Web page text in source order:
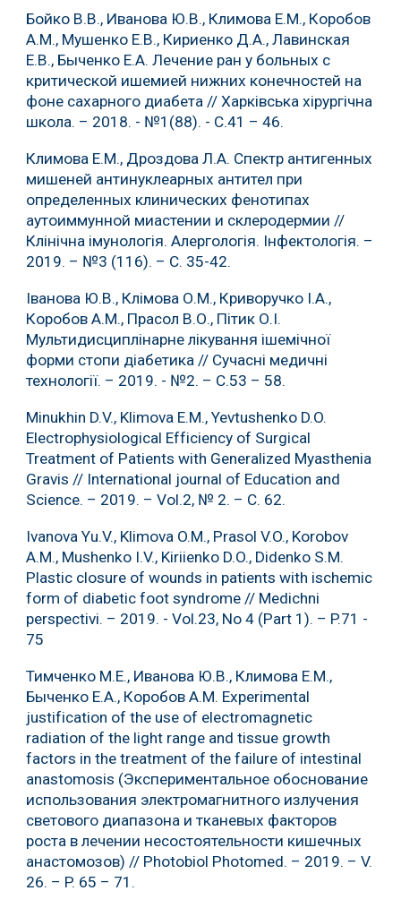
Бойко В.В., Иванова Ю.В., Климова Е.М., Коробов
А.М., Мушенко Е.В., Кириенко Д.А., Лавинская
Е.В., Быченко Е.А. Лечение ран у больных с
критической ишемией нижних конечностей на
фоне сахарного диабета // Харківська хірургічна
школа. – 2018. - №1(88). - С.41 – 46.
Климова Е.М., Дроздова Л.А. Спектр антигенных
мишеней антинуклеарных антител при
определенных клинических фенотипах
аутоиммунной миастении и склеродермии //
Клінічна імунологія. Алергологія. Інфектологія. –
2019. – №3 (116). – С. 35-42.
Іванова Ю.В., Клімова О.М., Криворучко І.А.,
Коробов А.М., Прасол В.О., Пітик О.І.
Мультидисциплінарне лікування ішемічної
форми стопи діабетика // Сучасні медичні
технології. – 2019. - №2. – С.53 – 58.
Minukhin D.V., Klimova E.M., Yevtushenko D.O.
Electrophysiological Efficiency of Surgical
Treatment of Patients with Generalized Myasthenia
Gravis // International journal of Education and
Science. – 2019. – Vol.2, № 2. – С. 62.
Ivanova Yu.V., Klimova O.M., Prasol V.O., Korobov
A.M., Mushenko I.V., Kiriienko D.O., Didenko S.M.
Plastic closure of wounds in patients with ischemic
form of diabetic foot syndrome // Medichni
perspectivi. – 2019. - Vol.23, No 4 (Part 1). – P.71 -
75
Тимченко М.Е., Иванова Ю.В., Климова Е.М.,
Быченко Е.А., Коробов А.М. Experimental
justification of the use of electromagnetic
radiation of the light range and tissue growth
factors in the treatment of the failure of intestinal
anastomosis (Экспериментальное обоснование
использования электромагнитного излучения
светового диапазона и тканевых факторов
роста в лечении несостоятельности кишечных
анастомозов) // Photobiol Photomed. – 2019. – V.
26. – P. 65 – 71.